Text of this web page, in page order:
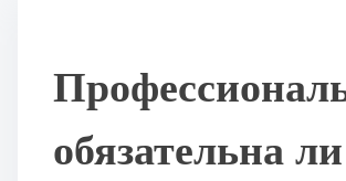
обязательна